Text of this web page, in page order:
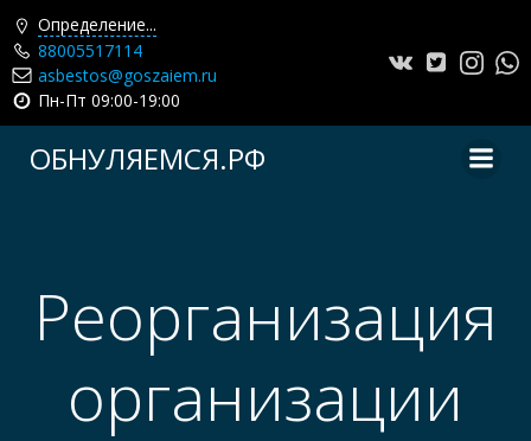
Определение...
88005517114
asbestos@goszaiem.ru
Пн-Пт 09:00-19:00
ОБНУЛЯЕМСЯ.РФ
Реорганизация
организации